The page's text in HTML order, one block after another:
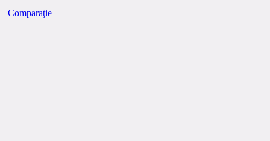
Comparaţie